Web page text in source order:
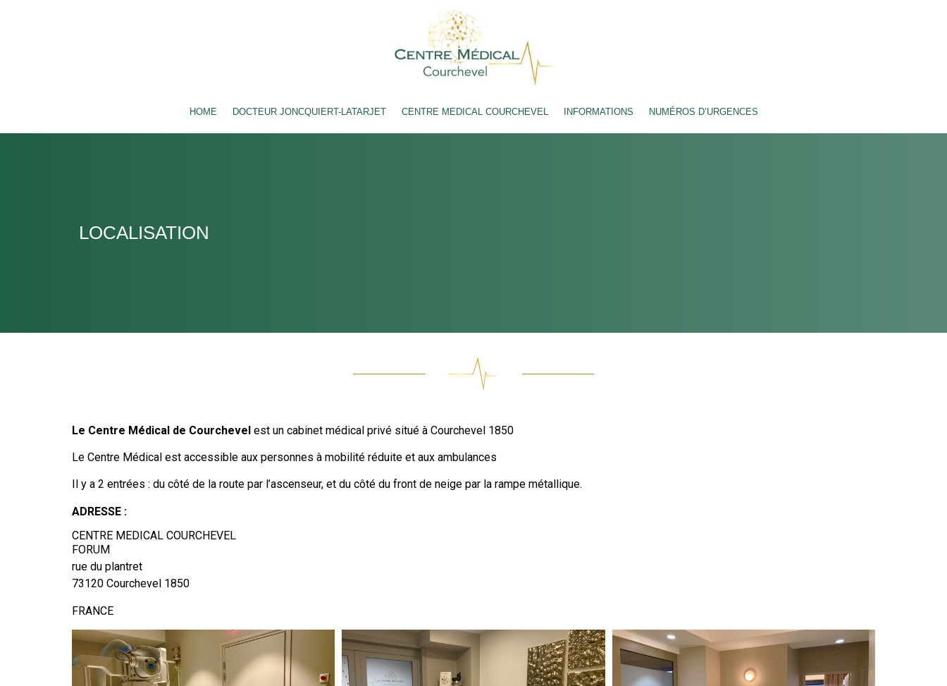
HOME DOCTEUR JONCQUIERT-LATARJET CENTRE MEDICAL COURCHEVEL INFORMATIONS NUMÉROS D’URGENCES
LOCALISATION
Le Centre Médical de Courchevel est un cabinet médical privé situé à Courchevel 1850
Le Centre Médical est accessible aux personnes à mobilité réduite et aux ambulances
Il y a 2 entrées : du côté de la route par l’ascenseur, et du côté du front de neige par la rampe métallique.
ADRESSE :
CENTRE MEDICAL COURCHEVEL
FORUM
rue du plantret
73120 Courchevel 1850
FRANCE